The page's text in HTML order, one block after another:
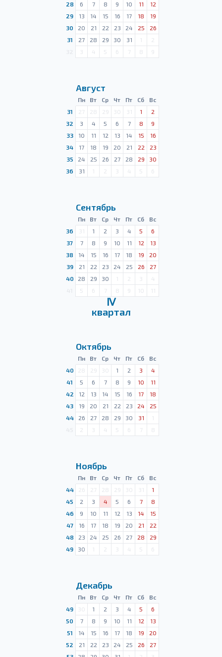
28
6 7 8 9 10 11
12
29
13 14 15 16 17 18
19
30
20 21 22 23 24 25
26
31
27 28 29 30 31 1
2
3 4 5 6 7 8 9
Август
Пн Вт Ср Чт Пт Сб
Вс
31
27 28 29 30 31 1
2
32
3 4 5 6 7 8
9
33
10 11 12 13 14 15
16
34
17 18 19 20 21 22
23
35
24 25 26 27 28 29
30
36
31 1 2 3 4 5 6
Сентябрь
Пн Вт Ср Чт Пт Сб
Вс
36
31 1 2 3 4 5
6
37
7 8 9 10 11 12
13
38
14 15 16 17 18 19
20
39
21 22 23 24 25 26
27
40
28 29 30 1 2 3
4
5 6 7 8 9 10 11
Ⅳ
квартал
Октябрь
Пн Вт Ср Чт Пт Сб
Вс
40
28 29 30 1 2 3
4
41
5 6 7 8 9 10
11
42
12 13 14 15 16 17
18
43
19 20 21 22 23 24
25
44
26 27 28 29 30 31
1
2 3 4 5 6 7 8
Ноябрь
Пн Вт Ср Чт Пт Сб
Вс
44
26 27 28 29 30 31
1
45
2 3 4 5 6 7
8
46
9 10 11 12 13 14
15
47
16 17 18 19 20 21
22
48
23 24 25 26 27 28
29
49
30 1 2 3 4 5 6
Декабрь
Пн Вт Ср Чт Пт Сб
Вс
49
30 1 2 3 4 5
6
50
7 8 9 10 11 12
13
51
14 15 16 17 18 19
20
52
21 22 23 24 25 26
27